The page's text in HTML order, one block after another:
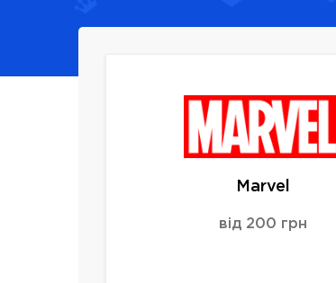
Marvel
від 200 грн